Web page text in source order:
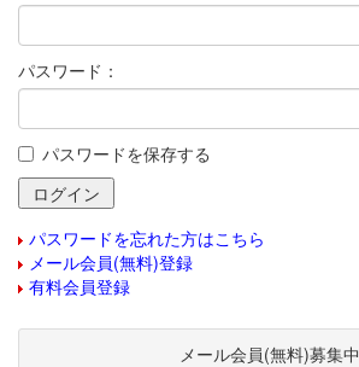
パスワード：
パスワードを保存する
パスワードを忘れた方はこちら
メール会員(無料)登録
有料会員登録
メール会員(無料)募集中